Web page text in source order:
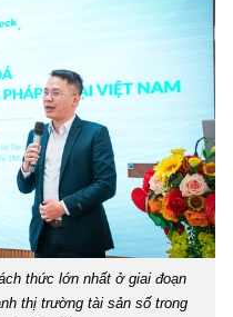
thức lớn nhất ở giai đoạn
thị trường tài sản số trong